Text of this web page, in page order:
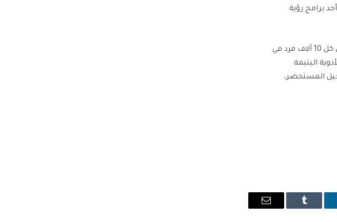
برامج رؤية
ويُعرف الدواء اليتيم بأنه علاج مخصص لمرض نادر أو حالة نادرة تؤثر على أقل من 5 أفراد من كل 10 آلاف فرد في
اليتيمة
المستحضر،
Tumblr
البريد